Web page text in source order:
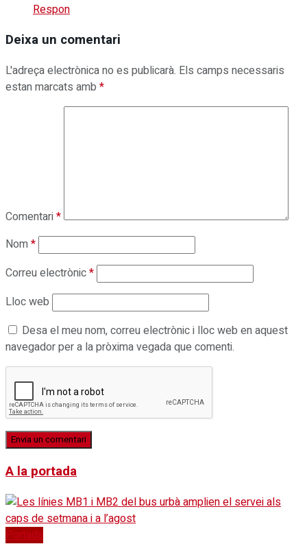
Respon
Deixa un comentari
L'adreça electrònica no es publicarà. Els camps necessaris
estan marcats amb *
Comentari*
Nom*
Correu electrònic*
Lloc web
Desa el meu nom, correu electrònic i lloc web en aquest
navegador per a la pròxima vegada que comenti.
A la portada
Portada